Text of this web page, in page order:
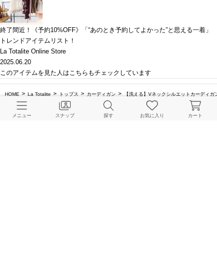
終了間近！《予約10%OFF》「“あのとき予約してよかった”と思える一着」
トレンドアイテムリスト！
La Totalite Online Store
2025.06.20
このアイテムを見た人はこちらもチェックしています
HOME La Totalite トップス カーディガン 【洗える】Vネックシルエットカーディガ
メニュー スナップ 探す お気に入り カート